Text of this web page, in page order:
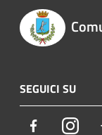
SEGUICI SU
Facebook